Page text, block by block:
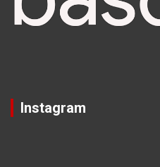
Instagram